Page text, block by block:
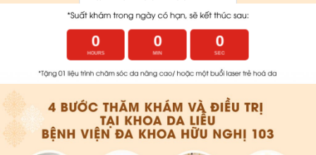
0
HOURS
0
MIN
0
SEC